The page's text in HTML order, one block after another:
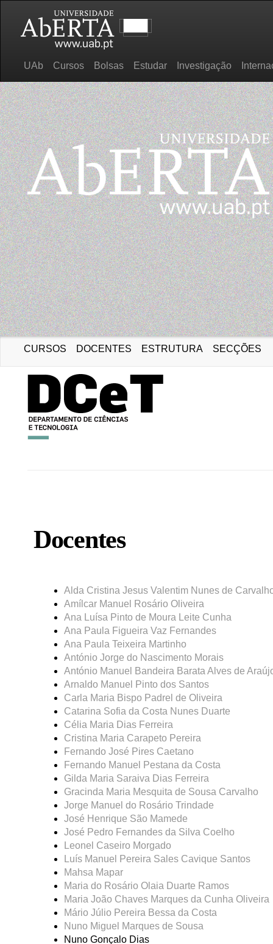
UAb Cursos Bolsas Estudar Investigação
CURSOS DOCENTES ESTRUTURA SECÇÕES
Docentes
Alda Cristina Jesus Valentim Nunes de
Amílcar Manuel Rosário Oliveira
Ana Luísa Pinto de Moura Leite Cunha
Ana Paula Figueira Vaz Fernandes
Ana Paula Teixeira Martinho
António Jorge do Nascimento Morais
António Manuel Bandeira Barata Alves de
Arnaldo Manuel Pinto dos Santos
Carla Maria Bispo Padrel de Oliveira
Catarina Sofia da Costa Nunes Duarte
Célia Maria Dias Ferreira
Cristina Maria Carapeto Pereira
Fernando José Pires Caetano
Fernando Manuel Pestana da Costa
Gilda Maria Saraiva Dias Ferreira
Gracinda Maria Mesquita de Sousa Carvalho
Jorge Manuel do Rosário Trindade
José Henrique São Mamede
José Pedro Fernandes da Silva Coelho
Leonel Caseiro Morgado
Luís Manuel Pereira Sales Cavique Santos
Mahsa Mapar
Maria do Rosário Olaia Duarte Ramos
Maria João Chaves Marques da Cunha Oliveira
Mário Júlio Pereira Bessa da Costa
Nuno Miguel Marques de Sousa
Nuno Gonçalo Dias